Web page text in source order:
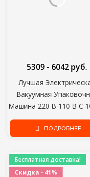
Лучшая
Вакуумная
Машина 220 В 110 В С
мешками для
пищевых продуктов
Вакуумная
машина
5309 - 6042 руб.
ПОДРОБНЕЕ
Бесплатная доставка!
Скидка - 41%